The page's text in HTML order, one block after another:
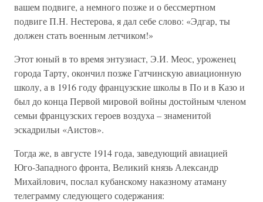
вашем подвиге, а немного позже и о бессмертном
подвиге П.Н. Нестерова, я дал себе слово: «Эдгар, ты
должен стать военным летчиком!»
Этот юный в то время энтузиаст, Э.И. Меос, уроженец
города Тарту, окончил позже Гатчинскую авиационную
школу, а в 1916 году французские школы в По и в Казо и
был до конца Первой мировой войны достойным членом
семьи французских героев воздуха – знаменитой
эскадрильи «Аистов».
Тогда же, в августе 1914 года, заведующий авиацией
Юго-Западного фронта, Великий князь Александр
Михайлович, послал кубанскому наказному атаману
телеграмму следующего содержания: